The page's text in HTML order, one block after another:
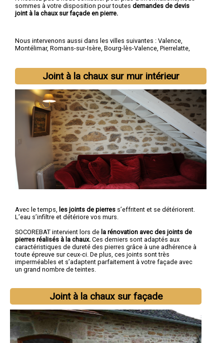
sommes à votre disposition pour toutes demandes de devis
joint à la chaux sur façade en pierre.
Nous intervenons aussi dans les villes suivantes : Valence,
Montélimar, Romans-sur-Isère, Bourg-lès-Valence, Pierrelatte,
Joint à la chaux sur mur intérieur
Avec le temps, les joints de pierres s’effritent et se détériorent.
L’eau s’infiltre et détériore vos murs.
SOCOREBAT intervient lors de la rénovation avec des joints de
pierres réalisés à la chaux. Ces derniers sont adaptés aux
caractéristiques de dureté des pierres grâce à une adhérence à
toute épreuve sur ceux-ci. De plus, ces joints sont très
imperméables et s’adaptent parfaitement à votre façade avec
un grand nombre de teintes.
Joint à la chaux sur façade